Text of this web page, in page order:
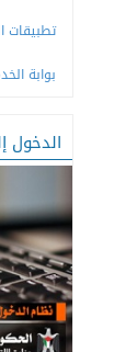
تطبيقات
بوابة
الدخول